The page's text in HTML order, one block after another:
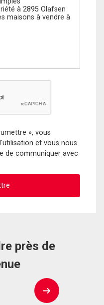
», vous
et vous nous
de communiquer avec
près de